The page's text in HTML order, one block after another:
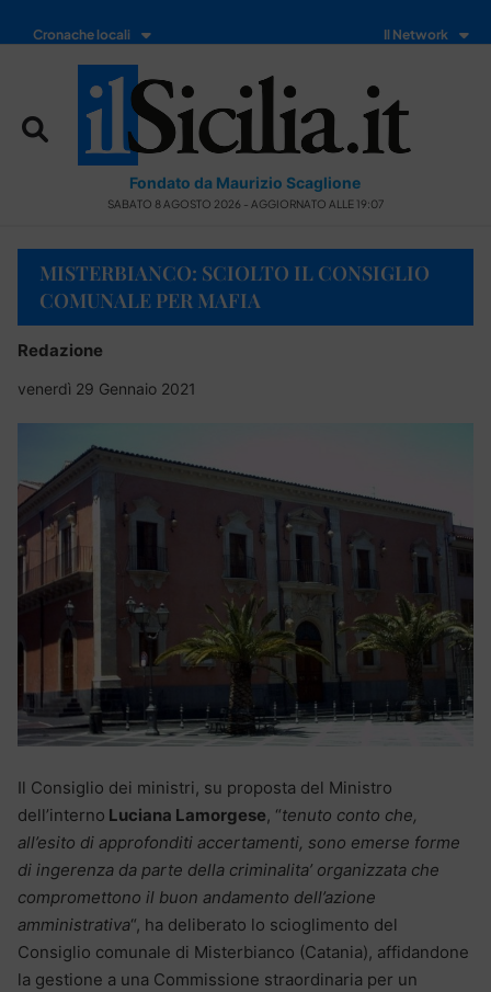
Cronache locali Il Network
Fondato da Maurizio Scaglione
SABATO 8 AGOSTO 2026 - AGGIORNATO ALLE 19:07
MISTERBIANCO: SCIOLTO IL CONSIGLIO
COMUNALE PER MAFIA
Redazione
venerdì 29 Gennaio 2021
Il Consiglio dei ministri, su proposta del Ministro
dell’interno Luciana Lamorgese, “tenuto conto che,
all’esito di approfonditi accertamenti, sono emerse forme
di ingerenza da parte della criminalita’ organizzata che
compromettono il buon andamento dell’azione
amministrativa“, ha deliberato lo scioglimento del
Consiglio comunale di Misterbianco (Catania), affidandone
la gestione a una Commissione straordinaria per un